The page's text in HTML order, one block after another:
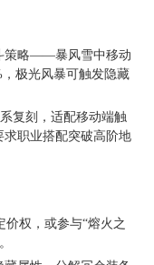
策略——暴风雪中移动
极光风暴可触发隐藏
复刻，适配移动端触
求职业搭配突破高阶地
权，或参与“熔火之